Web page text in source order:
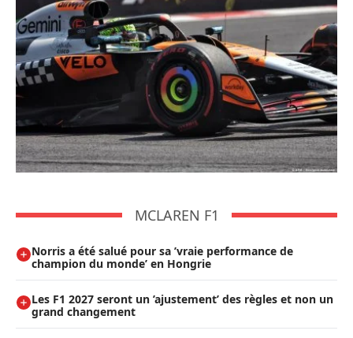
MCLAREN F1
Norris a été salué pour sa ’vraie performance de
champion du monde’ en Hongrie
Les F1 2027 seront un ’ajustement’ des règles et non un
grand changement